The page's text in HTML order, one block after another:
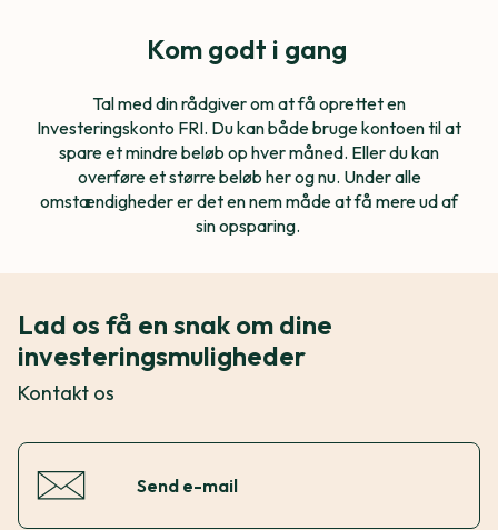
Kom godt i gang
Tal med din rådgiver om at få oprettet en
Investeringskonto FRI. Du kan både bruge kontoen til at
spare et mindre beløb op hver måned. Eller du kan
overføre et større beløb her og nu. Under alle
omstændigheder er det en nem måde at få mere ud af
sin opsparing.
Lad os få en snak om dine
investeringsmuligheder
Kontakt os
Send e-mail